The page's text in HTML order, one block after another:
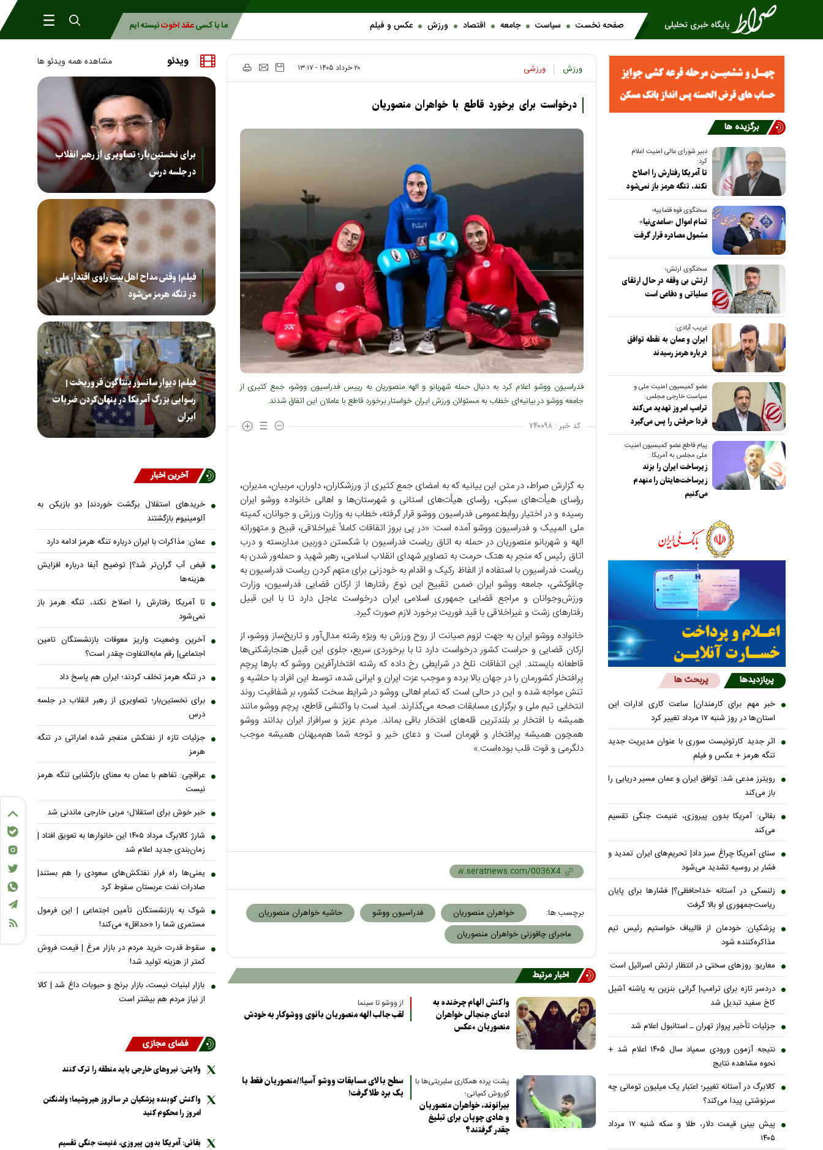
صفحه نخست سیاست جامعه اقتصاد ورزش عکس و فیلم ما با کسیعقد اخوتنبسته ایم
ورزش ورزشی ۲۰ خرداد ۱۴۰۵ - ۱۳:۱۷
درخواست برای برخورد قاطع با خواهران منصوریان
فدراسیون ووشو اعلام کرد به دنبال حمله شهربانو و الهه منصوریان به رییس فدراسیون ووشو، جمع کثیری از
جامعه ووشو در بیانیه‌ای خطاب به مسئولان ورزش ایران خواستار برخورد قاطع با عاملان این اتفاق شدند.
کد خبر :۷۴۰۰۹۸
به گزارش صراط، در متن این بیانیه که به امضای جمع کثیری از ورزشکاران، داوران، مربیان، مدیران،
رؤسای هیأت‌های سبکی، رؤسای هیأت‌های استانی و شهرستان‌ها و اهالی خانواده ووشو ایران
رسیده و در اختیار روابط‌عمومی فدراسیون ووشو قرار گرفته‌، خطاب به وزارت ورزش و جوانان، کمیته
ملی المپیک و فدراسیون ووشو آمده است: «در پی بروز اتفاقات کاملاً غیراخلاقی، قبیح و متهورانه
الهه و شهربانو منصوریان در حمله به اتاق ریاست فدراسیون با شکستن دوربین مداربسته و درب
اتاق رئیس که منجر به هتک حرمت به تصاویر شهدای انقلاب اسلامی، رهبر شهید و حمله‌ور شدن به
ریاست فدراسیون با استفاده از الفاظ رکیک و اقدام به خودزنی برای متهم کردن ریاست فدراسیون به
چاقوکشی، جامعه ووشو ایران ضمن تقبیح این نوع رفتارها از ارکان قضایی فدراسیون، وزارت
ورزش‌وجوانان و مراجع قضایی جمهوری اسلامی ایران درخواست عاجل دارد تا با این قبیل
رفتارهای زشت و غیراخلاقی با قید فوریت برخورد لازم صورت گیرد.
خانواده ووشو ایران به جهت لزوم صیانت از روح ورزش به ویژه رشته مدال‌آور و تاریخ‌ساز ووشو، از
ارکان قضایی و حراست کشور درخواست دارد تا با برخوردی سریع، جلوی این قبیل هنجارشکنی‌ها
قاطعانه بایستند. این اتفاقات تلخ در شرایطی رخ داده که رشته افتخارآفرین ووشو که بارها پرچم
پرافتخار کشورمان را در جهان بالا برده و موجب عزت ایران و ایرانی شده، توسط این افراد با حاشیه و
تنش مواجه شده و این در حالی است که تمام اهالی ووشو در شرایط سخت کشور، بر شفافیت روند
انتخابی تیم ملی و برگزاری مسابقات صحه می‌گذارند. امید است با واکنشی قاطع، پرچم ووشو مانند
همیشه با افتخار بر بلندترین قله‌های افتخار باقی بماند. مردم عزیز و سرافراز ایران بدانند ووشو
همچون همیشه پرافتخار و قهرمان است و دعای خیر و توجه شما هم‌میهنان همیشه موجب
دلگرمی و قوت قلب بوده‌است.»
برچسب ها: خواهران منصوریان فدراسیون ووشو
حاشیه خواهران منصوریان
ماجرای چاقوزنی خواهران منصوریان
اخبار مرتبط
واکنش الهام چرخنده به
ادعای جنجالی خواهران
منصوریان +عکس
از ووشو تا سینما
لقب جالب الهه منصوریان بانوی ووشوکار به خودش
پشت پرده همکاری سلبریتی‌ها با
کوروش کمپانی؛
بیرانوند، خواهران منصوریان
و هادی چوپان برای تبلیغ
چقدر گرفتند؟
سطح بالای مسابقات ووشو آسیا!/منصوریان فقط با
یک برد طلا گرفت!
برگزیده ها
دبیر شورای عالی امنیت اعلام
کرد:
تا آمریکا رفتارش را اصلاح
نکند، تنگه هرمز باز نمی‌شود
سخنگوی قوه قضاییه؛
تمام اموال «ساعدی‌نیا»
مشمول مصادره قرار گرفت
سخنگوی ارتش؛
ارتش بی وقفه در حال ارتقای
عملیاتی و دفاعی است
غریب آبادی:
ایران و عمان به نقطه توافق
درباره هرمز رسیدند
عضو کمیسیون امنیت ملی و
سیاست خارجی مجلس:
ترامپ امروز تهدید می‌کند
فردا حرفش را پس می‌گیرد
پیام قاطع عضو کمیسیون امنیت
ملی مجلس به آمریکا:
زیرساخت ایران را بزند
زیرساخت‌هایتان را منهدم
می‌کنیم
پربازدیدها پربحث ها
خبر مهم برای کارمندان| ساعت کاری ادارات این
استان‌ها در روز شنبه ۱۷ مرداد تغییر کرد
اثر جدید کارتونیست سوری با عنوان مدیریت جدید
تنگه هرمز + عکس و فیلم
رویترز مدعی شد: توافق ایران و عمان مسیر دریایی را
باز می‌کند
بقائی: آمریکا بدون پیروزی، غنیمت جنگی تقسیم
می‌کند
سنای آمریکا چراغ سبز داد| تحریم‌های ایران تمدید و
فشار بر روسیه تشدید می‌شود
زلنسکی در آستانه خداحافظی؟| فشارها برای پایان
ریاست‌جمهوری او بالا گرفت
پزشکیان: خودمان از قالیباف خواستیم رئیس تیم
مذاکره‌کننده شود
معاریو: روزهای سختی در انتظار ارتش اسرائیل است
دردسر تازه برای ترامپ| گرانی بنزین به پاشنه آشیل
کاخ سفید تبدیل شد
جزئیات تأخیر پرواز تهران ـ استانبول اعلام شد
نتیجه آزمون ورودی سمپاد سال ۱۴۰۵ اعلام شد +
نحوه مشاهده نتایج
کالابرگ در آستانه تغییر؛ اعتبار یک میلیون تومانی چه
سرنوشتی پیدا می‌کند؟
پیش بینی قیمت دلار، طلا و سکه شنبه ۱۷ مرداد
۱۴۰۵
ویدئو مشاهده همه ویدئو ها
برای نخستین‌بار؛ تصاویری از رهبر انقلاب
در جلسه درس
فیلم| وقتی مداح اهل‌بیت راوی اقتدار ملی
در تنگه هرمز می‌شود
فیلم| دیوار سانسور پنتاگون فروریخت |
رسوایی بزرگ آمریکا در پنهان‌کردن ضربات
ایران
آخرین اخبار
خریدهای استقلال برگشت خوردند| دو بازیکن به
آلومینیوم بازگشتند
عمان: مذاکرات با ایران درباره تنگه هرمز ادامه دارد
قبض آب گران‌تر شد؟| توضیح آبفا درباره افزایش
هزینه‌ها
تا آمریکا رفتارش را اصلاح نکند، تنگه هرمز باز
نمی‌شود
آخرین وضعیت واریز معوقات بازنشستگان تامین
اجتماعی| رقم مابه‌التفاوت چقدر است؟
در تنگه هرمز تخلف کردند؛ ایران هم پاسخ داد
برای نخستین‌بار؛ تصاویری از رهبر انقلاب در جلسه
درس
جزئیات تازه از نفتکش منفجر شده اماراتی در تنگه
هرمز
عراقچی: تفاهم با عمان به معنای بازگشایی تنگه هرمز
نیست
خبر خوش برای استقلال؛ مربی خارجی ماندنی شد
شارژ کالابرگ مرداد ۱۴۰۵ این خانوار‌ها به تعویق افتاد |
زمان‌بندی جدید اعلام شد
یمنی‌ها راه فرار نفتکش‌های سعودی را هم بستند|
صادرات نفت عربستان سقوط کرد
شوک به بازنشستگان تأمین اجتماعی | این فرمول
مستمری شما را «حداقل» می‌کند!
سقوط قدرت خرید مردم در بازار مرغ | قیمت فروش
کمتر از هزینه تولید شد!
بازار لبنیات نیست، بازار برنج و حبوبات داغ شد | کالا
از نیاز مردم هم بیشتر است
فضای مجازی
ولایتی: نیرو‌های خارجی باید منطقه را ترک کنند
واکنش کوبنده پزشکیان در سالروز هیروشیما؛ واشنگتن
امروز را محکوم کنید
بقائی: آمریکا بدون پیروزی، غنیمت جنگی تقسیم